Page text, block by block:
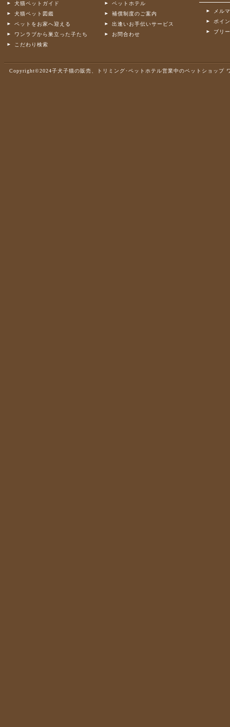
犬猫ペットガイド
犬猫ペット図鑑
ペットをお家へ迎える
ワンラブから巣立った子たち
こだわり検索
ペットホテル
補償制度のご案内
出逢いお手伝いサービス
お問合わせ
メル
ポイ
ブリ
Copyright©2024子犬子猫の販売、トリミング･ペットホテル営業中のペットショップ